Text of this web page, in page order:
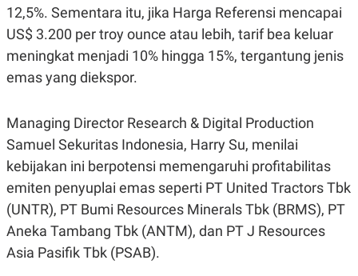
E
R
R
T
I
S
N
G
E
D
A
.
I
D
12,5%. Sementara itu, jika Harga Referensi mencapai
US$ 3.200 per troy ounce atau lebih, tarif bea keluar
meningkat menjadi 10% hingga 15%, tergantung jenis
emas yang diekspor.
Managing Director Research & Digital Production
Samuel Sekuritas Indonesia, Harry Su, menilai
kebijakan ini berpotensi memengaruhi profitabilitas
emiten penyuplai emas seperti PT United Tractors Tbk
(UNTR), PT Bumi Resources Minerals Tbk (BRMS), PT
Aneka Tambang Tbk (ANTM), dan PT J Resources
Asia Pasifik Tbk (PSAB).